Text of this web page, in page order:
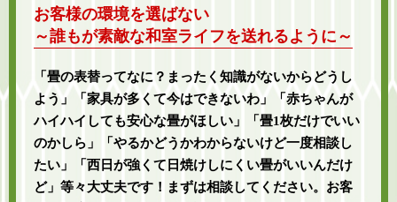
お客様の環境を選ばない
～誰もが素敵な和室ライフを送れるように～
「畳の表替ってなに？まったく知識がないからどうし
よう」「家具が多くて今はできないわ」「赤ちゃんが
ハイハイしても安心な畳がほしい」「畳1枚だけでいい
のかしら」「やるかどうかわからないけど一度相談し
たい」「西日が強くて日焼けしにくい畳がいいんだけ
ど」等々大丈夫です！まずは相談してください。お客